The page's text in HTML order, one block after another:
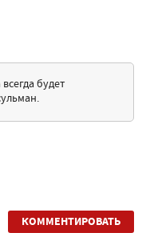
будет
КОММЕНТИРОВАТЬ